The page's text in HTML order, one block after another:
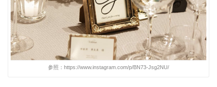
参照：https://www.instagram.com/p/BN73-Jsg2NU/